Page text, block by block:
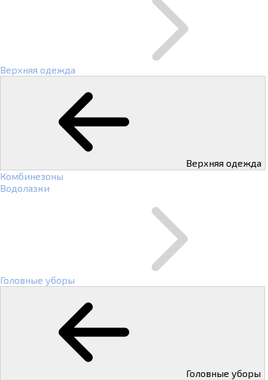
Верхняя одежда
Верхняя одежда
Комбинезоны
Водолазки
Головные уборы
Головные уборы